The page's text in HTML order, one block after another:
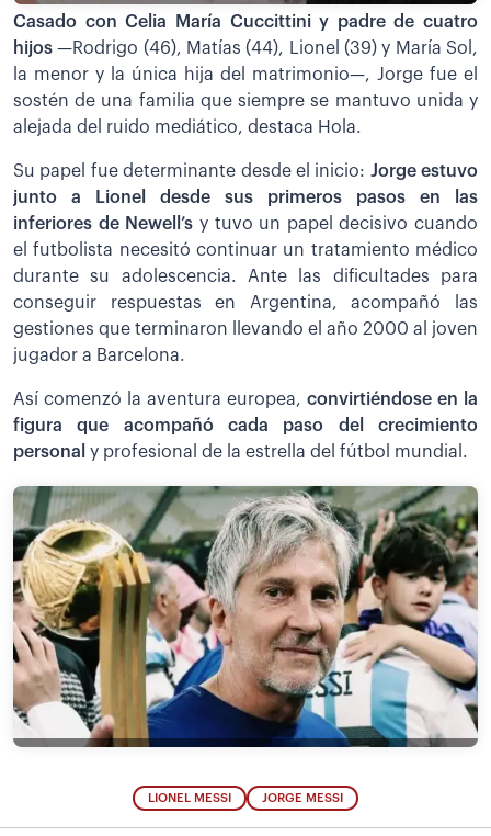
Casado con Celia María Cuccittini y padre de cuatro
hijos —Rodrigo (46), Matías (44), Lionel (39) y María Sol,
la menor y la única hija del matrimonio—, Jorge fue el
sostén de una familia que siempre se mantuvo unida y
alejada del ruido mediático, destaca Hola.
Su papel fue determinante desde el inicio: Jorge estuvo
junto a Lionel desde sus primeros pasos en las
inferiores de Newell’s y tuvo un papel decisivo cuando
el futbolista necesitó continuar un tratamiento médico
durante su adolescencia. Ante las dificultades para
conseguir respuestas en Argentina, acompañó las
gestiones que terminaron llevando el año 2000 al joven
jugador a Barcelona.
Así comenzó la aventura europea, convirtiéndose en la
figura que acompañó cada paso del crecimiento
personal y profesional de la estrella del fútbol mundial.
LIONEL MESSI JORGE MESSI